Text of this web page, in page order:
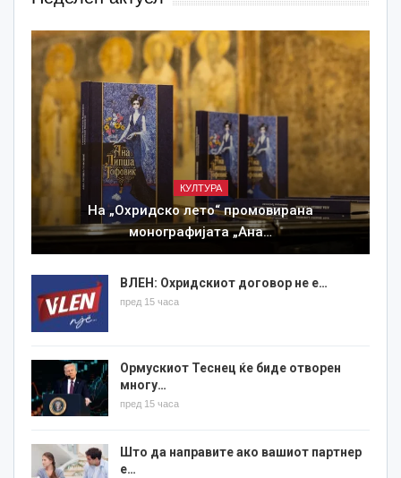
КУЛТУРА
На „Охридско лето“ промовирана
монографијата „Ана…
ВЛЕН: Охридскиот договор не е…
пред 15 часа
Ормускиот Теснец ќе биде отворен
многу…
пред 15 часа
Што да направите ако вашиот партнер
е…